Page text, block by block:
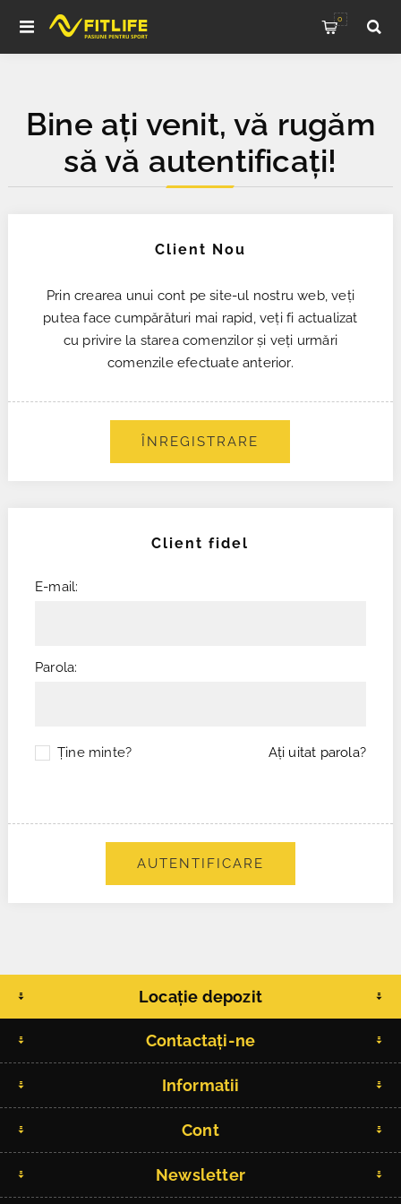
0
Bine ați venit, vă rugăm
să vă autentificați!
Client Nou
Prin crearea unui cont pe site-ul nostru web, veți
putea face cumpărături mai rapid, veți fi actualizat
cu privire la starea comenzilor și veți urmări
comenzile efectuate anterior.
ÎNREGISTRARE
Client fidel
E-mail:
Parola:
Ţine minte? Aţi uitat parola?
AUTENTIFICARE
Locație depozit
Contactați-ne
Informatii
Cont
Newsletter